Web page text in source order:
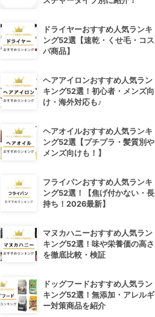
ドライヤーおすすめ人気ランキ
ング52選【速乾・くせ毛・コス
パ商品】
ヘアアイロンおすすめ人気ラン
キング52選！初心者・メンズ向
け・海外対応も♪
ヘアオイルおすすめ人気ランキ
ング52選【プチプラ・髪質別や
メンズ向けも！】
フライパンおすすめ人気ランキ
ング52選！【焦げ付かない・長
持ち！2026最新】
マヌカハニーおすすめ人気ラン
キング52選！味や栄養価の高さ
を徹底比較・検証
ドッグフードおすすめ人気ラン
キング52選！無添加・アレルギ
ー対策商品を紹介